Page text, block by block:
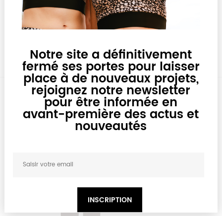
AJOUTER AU PANIER
Notre site a définitivement
fermé ses portes pour laisser
place à de nouveaux projets,
rejoignez notre newsletter
pour être informée en
avant-première des actus et
nouveautés
INSCRIPTION